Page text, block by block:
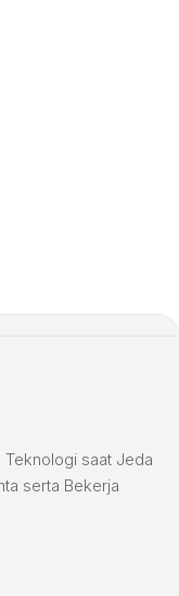
Teknologi saat Jeda
serta Bekerja